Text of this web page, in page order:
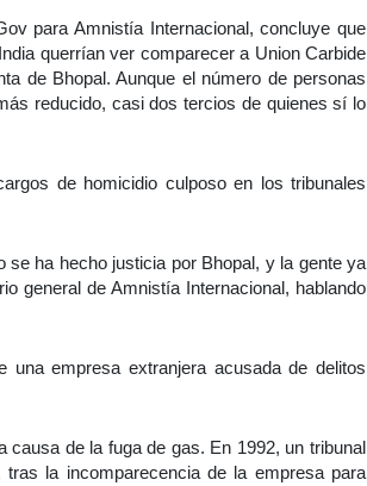
para Amnistía Internacional, concluye que
querrían ver comparecer a Union Carbide
de Bhopal. Aunque el número de personas
reducido, casi dos tercios de quienes sí lo
de homicidio culposo en los tribunales
se ha hecho justicia por Bhopal, y la gente ya
general de Amnistía Internacional, hablando
empresa extranjera acusada de delitos
causa de la fuga de gas. En 1992, un tribunal
tras la incomparecencia de la empresa para